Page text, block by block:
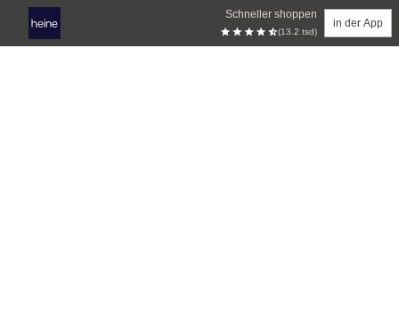
Schneller shoppen
(13.2 tsd)
in der App